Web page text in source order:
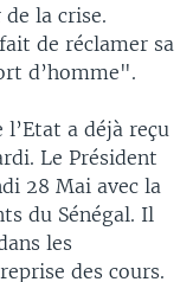
la crise.
de réclamer sa
d’homme".
a déjà reçu
Le Président
28 Mai avec la
du Sénégal. Il
les
des cours.